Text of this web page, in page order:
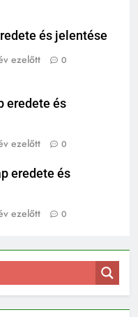
és jelentése
ezelőtt 0
eredete és
ezelőtt 0
eredete és
ezelőtt 0